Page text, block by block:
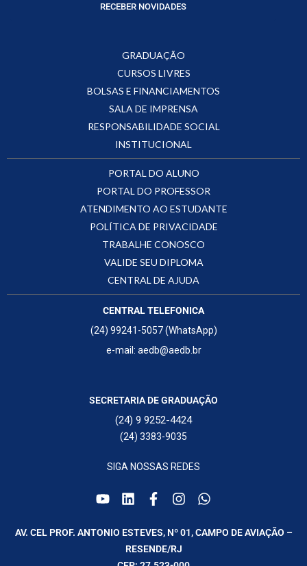
RECEBER NOVIDADES
GRADUAÇÃO
CURSOS LIVRES
BOLSAS E FINANCIAMENTOS
SALA DE IMPRENSA
RESPONSABILIDADE SOCIAL
INSTITUCIONAL
PORTAL DO ALUNO
PORTAL DO PROFESSOR
ATENDIMENTO AO ESTUDANTE
POLÍTICA DE PRIVACIDADE
TRABALHE CONOSCO
VALIDE SEU DIPLOMA
CENTRAL DE AJUDA
CENTRAL TELEFONICA
(24) 99241-5057 (WhatsApp)
e-mail: aedb@aedb.br
SECRETARIA DE GRADUAÇÃO
(24) 9 9252-4424
(24) 3383-9035
SIGA NOSSAS REDES
AV. CEL PROF. ANTONIO ESTEVES, Nº 01, CAMPO DE AVIAÇÃO –
RESENDE/RJ